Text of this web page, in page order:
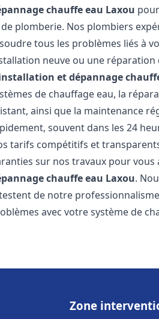
chauffe eau Laxou
plomberie. Nos plombiers
tous les problèmes liés à
neuve ou une
et dépannage
de chauffage eau, la
ainsi que la maintenance
souvent dans les 24
tarifs compétitifs et
sur nos travaux pour
chauffe eau Laxou.
de notre
avec votre système de
Zone